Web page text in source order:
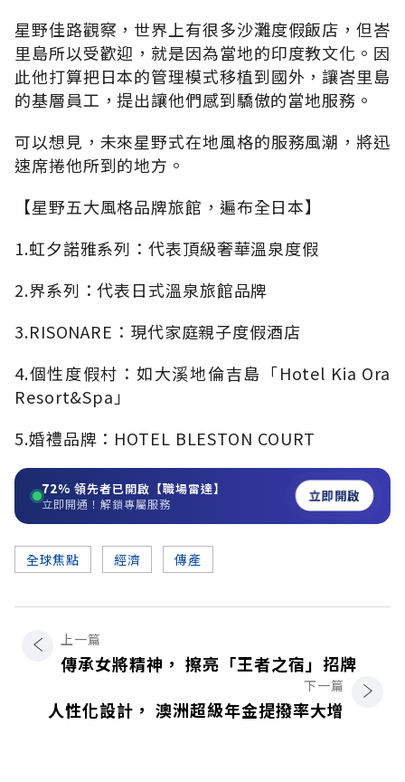
星野佳路觀察，世界上有很多沙灘度假飯店，但峇
里島所以受歡迎，就是因為當地的印度教文化。因
此他打算把日本的管理模式移植到國外，讓峇里島
的基層員工，提出讓他們感到驕傲的當地服務。
可以想見，未來星野式在地風格的服務風潮，將迅
速席捲他所到的地方。
【星野五大風格品牌旅館，遍布全日本】
1.虹夕諾雅系列：代表頂級奢華溫泉度假
2.界系列：代表日式溫泉旅館品牌
3.RISONARE：現代家庭親子度假酒店
4.個性度假村：如大溪地倫吉島「Hotel Kia Ora
Resort&Spa」
5.婚禮品牌：HOTEL BLESTON COURT
72% 領先者已開啟【職場雷達】
立即開通！解鎖專屬服務 立即開啟
全球焦點 經濟 傳產
上一篇
傳承女將精神， 擦亮「王者之宿」招牌
下一篇
人性化設計， 澳洲超級年金提撥率大增